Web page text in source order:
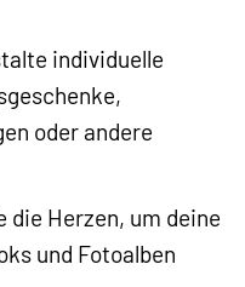
individuelle
oder andere
die Herzen, um deine
und Fotoalben